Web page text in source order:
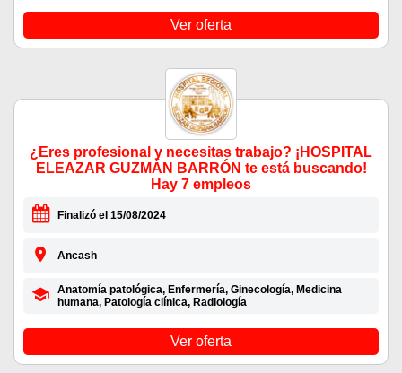
Ver oferta
¿Eres profesional y necesitas trabajo? ¡HOSPITAL
ELEAZAR GUZMÁN BARRÓN te está buscando!
Hay 7 empleos
Finalizó el 15/08/2024
Ancash
Anatomía patológica, Enfermería, Ginecología, Medicina
humana, Patología clínica, Radiología
Ver oferta